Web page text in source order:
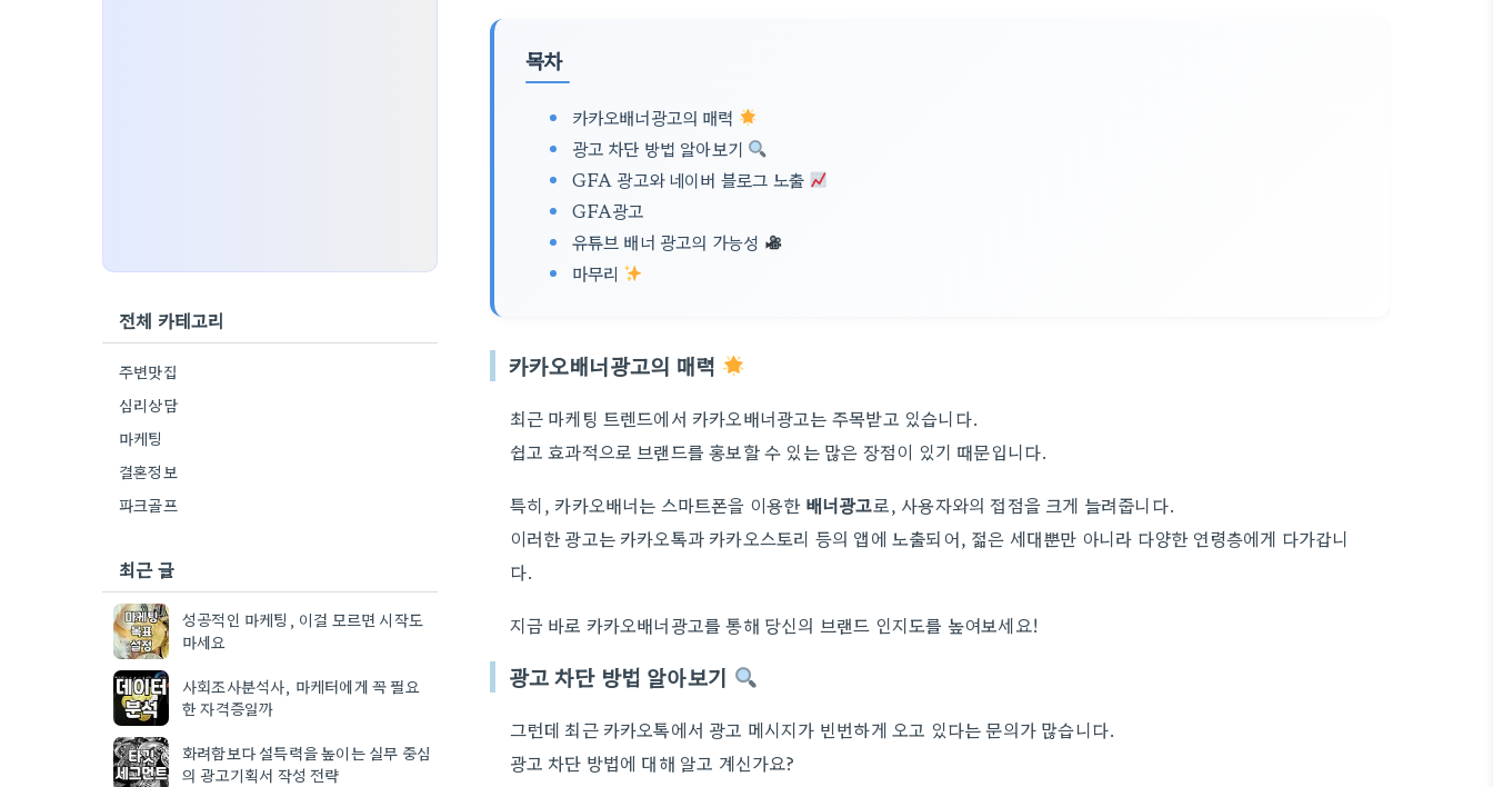
목차
카카오배너광고의 매력
광고 차단 방법 알아보기
GFA 광고와 네이버 블로그 노출
GFA광고
유튜브 배너 광고의 가능성
마무리
카카오배너광고의 매력
최근 마케팅 트렌드에서 카카오배너광고는 주목받고 있습니다.
쉽고 효과적으로 브랜드를 홍보할 수 있는 많은 장점이 있기 때문입니다.
특히, 카카오배너는 스마트폰을 이용한 배너광고로, 사용자와의 접점을 크게 늘려줍니다.
이러한 광고는 카카오톡과 카카오스토리 등의 앱에 노출되어, 젊은 세대뿐만 아니라 다양한 연령층에게 다가갑니
다.
지금 바로 카카오배너광고를 통해 당신의 브랜드 인지도를 높여보세요!
광고 차단 방법 알아보기
그런데 최근 카카오톡에서 광고 메시지가 빈번하게 오고 있다는 문의가 많습니다.
광고 차단 방법에 대해 알고 계신가요?
전체 카테고리
주변맛집
심리상담
마케팅
결혼정보
파크골프
최근 글
성공적인 마케팅, 이걸 모르면 시작도
마세요
사회조사분석사, 마케터에게 꼭 필요
한 자격증일까
화려함보다 설득력을 높이는 실무 중심
의 광고기획서 작성 전략